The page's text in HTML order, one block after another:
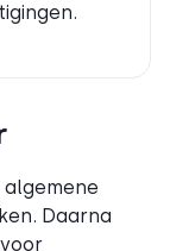
Daarna
voor